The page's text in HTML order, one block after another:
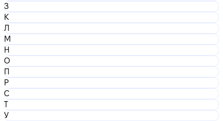
З
К
Л
М
Н
О
П
Р
С
Т
У